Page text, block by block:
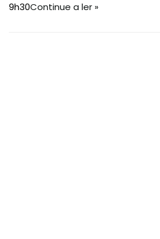
9h30Continue a ler »